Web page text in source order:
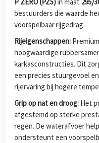
P ZERO (PZ5)in maat 295/
bestuurders die waarde
voorspelbaar rijgedrag.
Rijeigenschappen:
hoogwaardige
karkasconstructies. Dit
een precies stuurgevoel
rijervaring bij hogere
Grip op nat en droog: Het
afgestemd op sterke
regen. De waterafvoer
ondersteunt een